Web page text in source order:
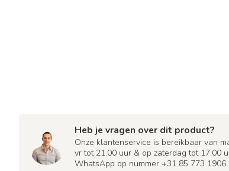
Heb je vragen over dit product?
Onze klantenservice is bereikbaar van
vr tot 21.00 uur & op zaterdag tot 17.00
WhatsApp op nummer +31 85 773 1906